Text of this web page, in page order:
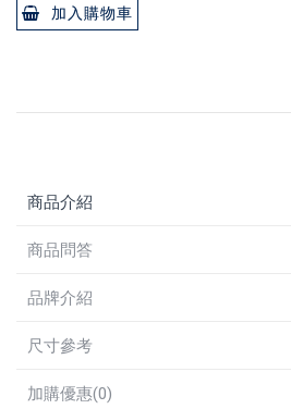
加入購物車
商品介紹
商品問答
品牌介紹
尺寸參考
加購優惠(0)